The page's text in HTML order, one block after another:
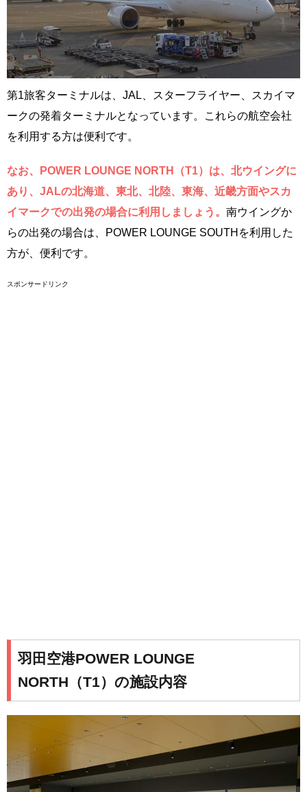
第1旅客ターミナルは、JAL、スターフライヤー、スカイマ
ークの発着ターミナルとなっています。これらの航空会社
を利用する方は便利です。
なお、POWER LOUNGE NORTH（T1）は、北ウイングに
あり、JALの北海道、東北、北陸、東海、近畿方面やスカ
イマークでの出発の場合に利用しましょう。 南ウイングか
らの出発の場合は、POWER LOUNGE SOUTHを利用した
方が、便利です。
スポンサードリンク
羽田空港POWER LOUNGE
NORTH（T1）の施設内容